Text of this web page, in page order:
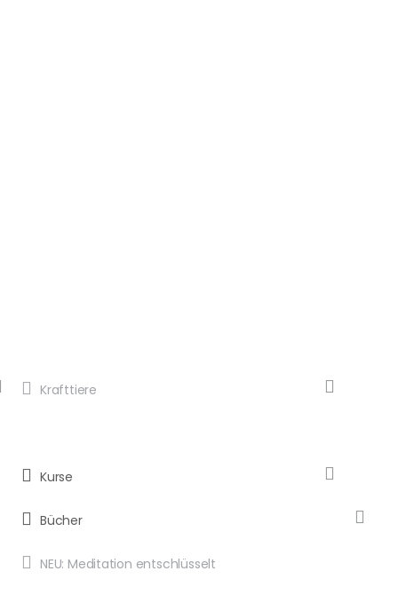
Krafttiere
Kurse
Bücher
NEU: Meditation entschlüsselt